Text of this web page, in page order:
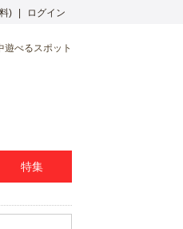
) ログイン
遊べるスポット
特集